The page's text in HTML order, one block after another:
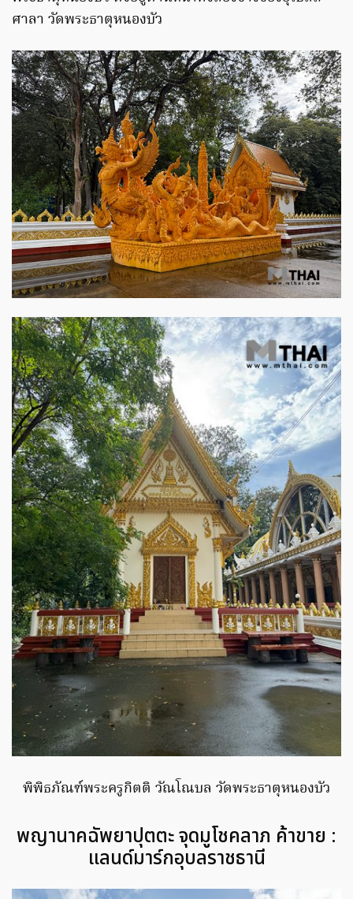
ศาลา วัดพระธาตุหนองบัว
พิพิธภัณฑ์พระครูกิตติ วัณโณบล วัดพระธาตุหนองบัว
พญานาคฉัพยาปุตตะ จุดมูโชคลาภ ค้าขาย :
แลนด์มาร์กอุบลราชธานี